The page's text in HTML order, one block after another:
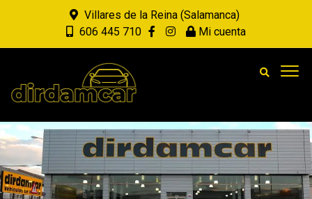
Villares de la Reina (Salamanca)
606 445 710
Mi cuenta